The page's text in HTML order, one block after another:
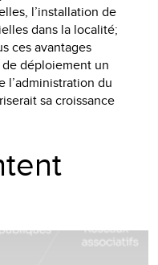
l’installation de
dans la localité;
ces avantages
déploiement un
l’administration du
sa croissance